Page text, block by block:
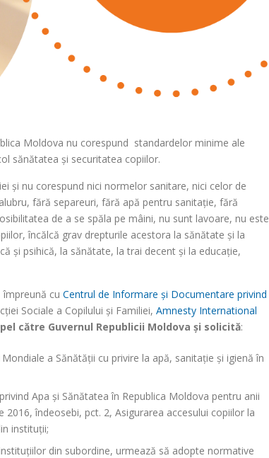
Moldova nu corespund standardelor minime ale
sănătatea și securitatea copiilor.
și nu corespund nici normelor sanitare, nici celor de
fără separeuri, fără apă pentru sanitație, fără
de a se spăla pe mâini, nu sunt lavoare, nu este
încălcă grav drepturile acestora la sănătate și la
și psihică, la sănătate, la trai decent și la educație,
cu Centrul de Informare și Documentare privind
Sociale a Copilului și Familiei, Amnesty International
către Guvernul Republicii Moldova și solicită:
a Sănătății cu privire la apă, sanitație și igienă în
Apa şi Sănătatea în Republica Moldova pentru anii
îndeosebi, pct. 2, Asigurarea accesului copiilor la
instituții;
din subordine, urmează să adopte normative